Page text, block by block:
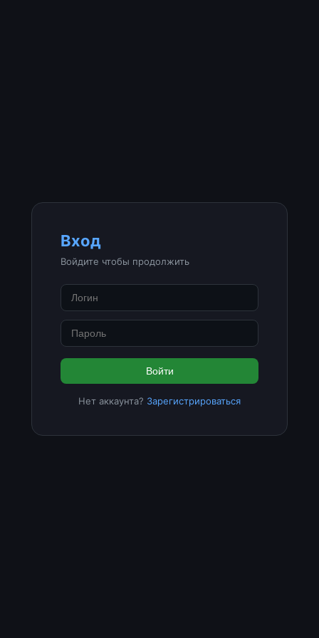
Вход
Войдите чтобы продолжить
Войти
Нет аккаунта? Зарегистрироваться